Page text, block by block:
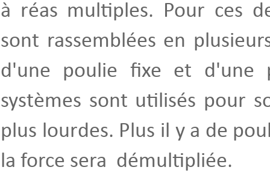
à réas multiples. Pour ces
sont rassemblées en
d'une poulie fixe et d'une
systèmes sont utilisés pour
plus lourdes. Plus il y a de
la force sera démultipliée.